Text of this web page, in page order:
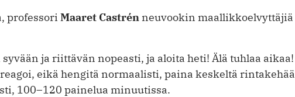
professori Maaret Castrén neuvookin maallikkoelvyttäjiä
ja riittävän nopeasti, ja aloita heti! Älä tuhlaa aikaa!
eikä hengitä normaalisti, paina keskeltä rintakehää
100–120 painelua minuutissa.